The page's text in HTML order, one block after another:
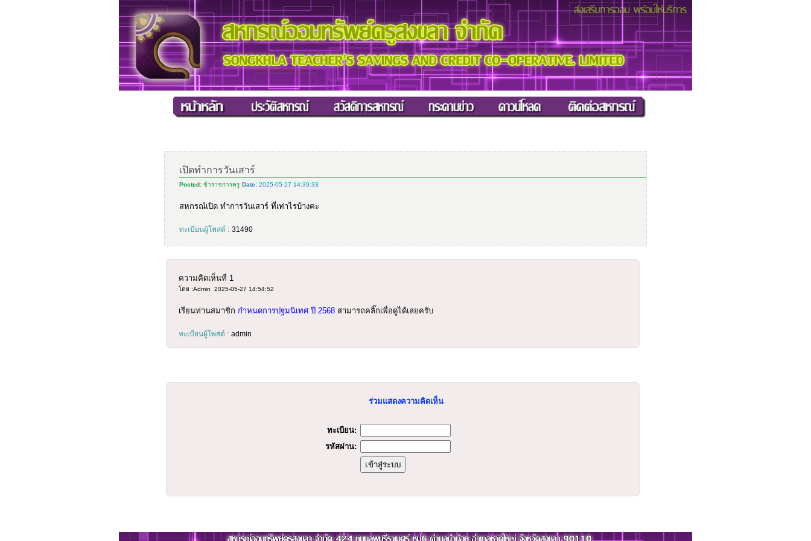
เปิดทำการวันเสาร์
Posted: ข้าราชการครู Date: 2025-05-27 14:39:33
สหกรณ์เปิด ทำการวันเสาร์ ที่เท่าไรบ้างคะ
ทะเบียนผู้โพสต์ : 31490
ความคิดเห็นที่ 1
โดย :Admin 2025-05-27 14:54:52
เรียนท่านสมาชิก กำหนดการปฐมนิเทศ ปี 2568 สามารถคลิ๊กเพื่อดูได้เลยครับ
ทะเบียนผู้โพสต์ : admin
ร่วมแสดงความคิดเห็น
ทะเบียน:
รหัสผ่าน: